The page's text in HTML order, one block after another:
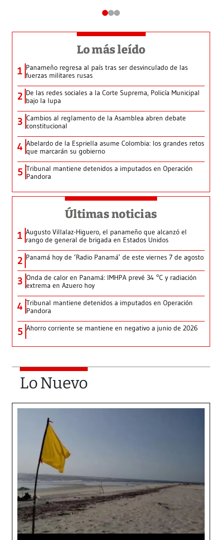
Lo más leído
1 Panameño regresa al país tras ser desvinculado de las
fuerzas militares rusas
2 De las redes sociales a la Corte Suprema, Policía Municipal
bajo la lupa
3 Cambios al reglamento de la Asamblea abren debate
constitucional
4 Abelardo de la Espriella asume Colombia: los grandes retos
que marcarán su gobierno
5 Tribunal mantiene detenidos a imputados en Operación
Pandora
Últimas noticias
1 Augusto Villalaz-Higuero, el panameño que alcanzó el
rango de general de brigada en Estados Unidos
2 Panamá hoy de ‘Radio Panamá’ de este viernes 7 de agosto
3 Onda de calor en Panamá: IMHPA prevé 34 °C y radiación
extrema en Azuero hoy
4 Tribunal mantiene detenidos a imputados en Operación
Pandora
5 Ahorro corriente se mantiene en negativo a junio de 2026
Lo Nuevo